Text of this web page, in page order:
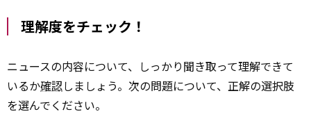
理解度をチェック！
ニュースの内容について、しっかり聞き取って理解できて
いるか確認しましょう。次の問題について、正解の選択肢
を選んでください。